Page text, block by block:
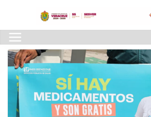
content